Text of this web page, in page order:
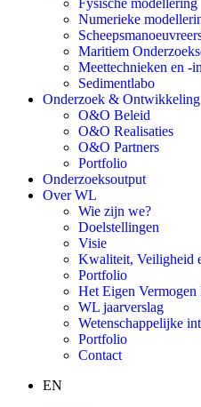
Fysische modellering
Numerieke
Maritiem
Meettechnieken en -
Sedimentlabo
Onderzoek & Ontwikkeling
O&O Beleid
O&O Realisaties
O&O Partners
Portfolio
Onderzoeksoutput
Over WL
Wie zijn we?
Doelstellingen
Visie
Kwaliteit, Veiligheid
Portfolio
Het Eigen
WL jaarverslag
Wetenschappelijke
Portfolio
Contact
EN